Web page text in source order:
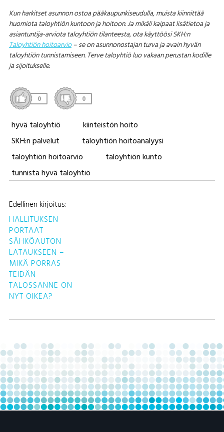
Kun harkitset asunnon ostoa pääkaupunkiseudulla, muista kiinnittää
huomiota taloyhtiön kuntoon ja hoitoon. Ja mikäli kaipaat lisätietoa ja
asiantuntija-arviota taloyhtiön tilanteesta, ota käyttöösi SKH:n
Taloyhtiön hoitoarvio– se on asunnonostajan turva ja avain hyvän
taloyhtiön tunnistamiseen. Terve taloyhtiö luo vakaan perustan kodille
ja sijoitukselle.
0 0
hyvä taloyhtiö
kiinteistön hoito
SKH:n palvelut
taloyhtiön hoitoanalyysi
taloyhtiön hoitoarvio
taloyhtiön kunto
tunnista hyvä taloyhtiö
Edellinen kirjoitus:
HALLITUKSEN
PORTAAT
SÄHKÖAUTON
LATAUKSEEN –
MIKÄ PORRAS
TEIDÄN
TALOSSANNE ON
NYT OIKEA?